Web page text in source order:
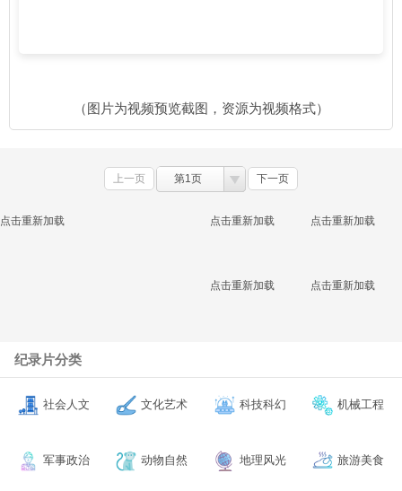
（图片为视频预览截图，资源为视频格式）
上一页 第1页 下一页
点击重新加载 点击重新加载 点击重新加载
点击重新加载 点击重新加载
纪录片分类
社会人文 文化艺术 科技科幻 机械工程
军事政治 动物自然 地理风光 旅游美食